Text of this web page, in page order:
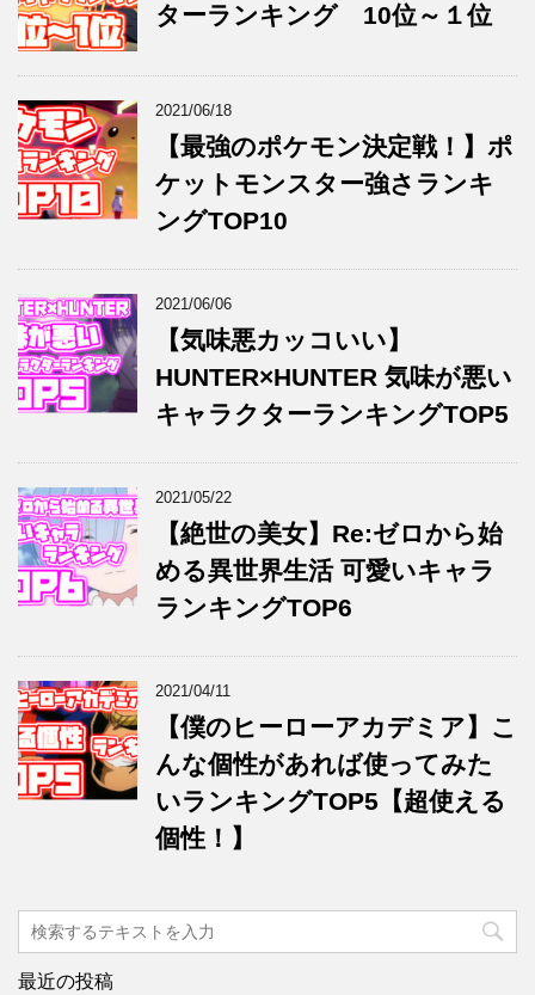
ターランキング 10位～１位
2021/06/18
【最強のポケモン決定戦！】ポ
ケットモンスター強さランキ
ングTOP10
2021/06/06
【気味悪カッコいい】
HUNTER×HUNTER 気味が悪い
キャラクターランキングTOP5
2021/05/22
【絶世の美女】Re:ゼロから始
める異世界生活 可愛いキャラ
ランキングTOP6
2021/04/11
【僕のヒーローアカデミア】こ
んな個性があれば使ってみた
いランキングTOP5【超使える
個性！】
最近の投稿